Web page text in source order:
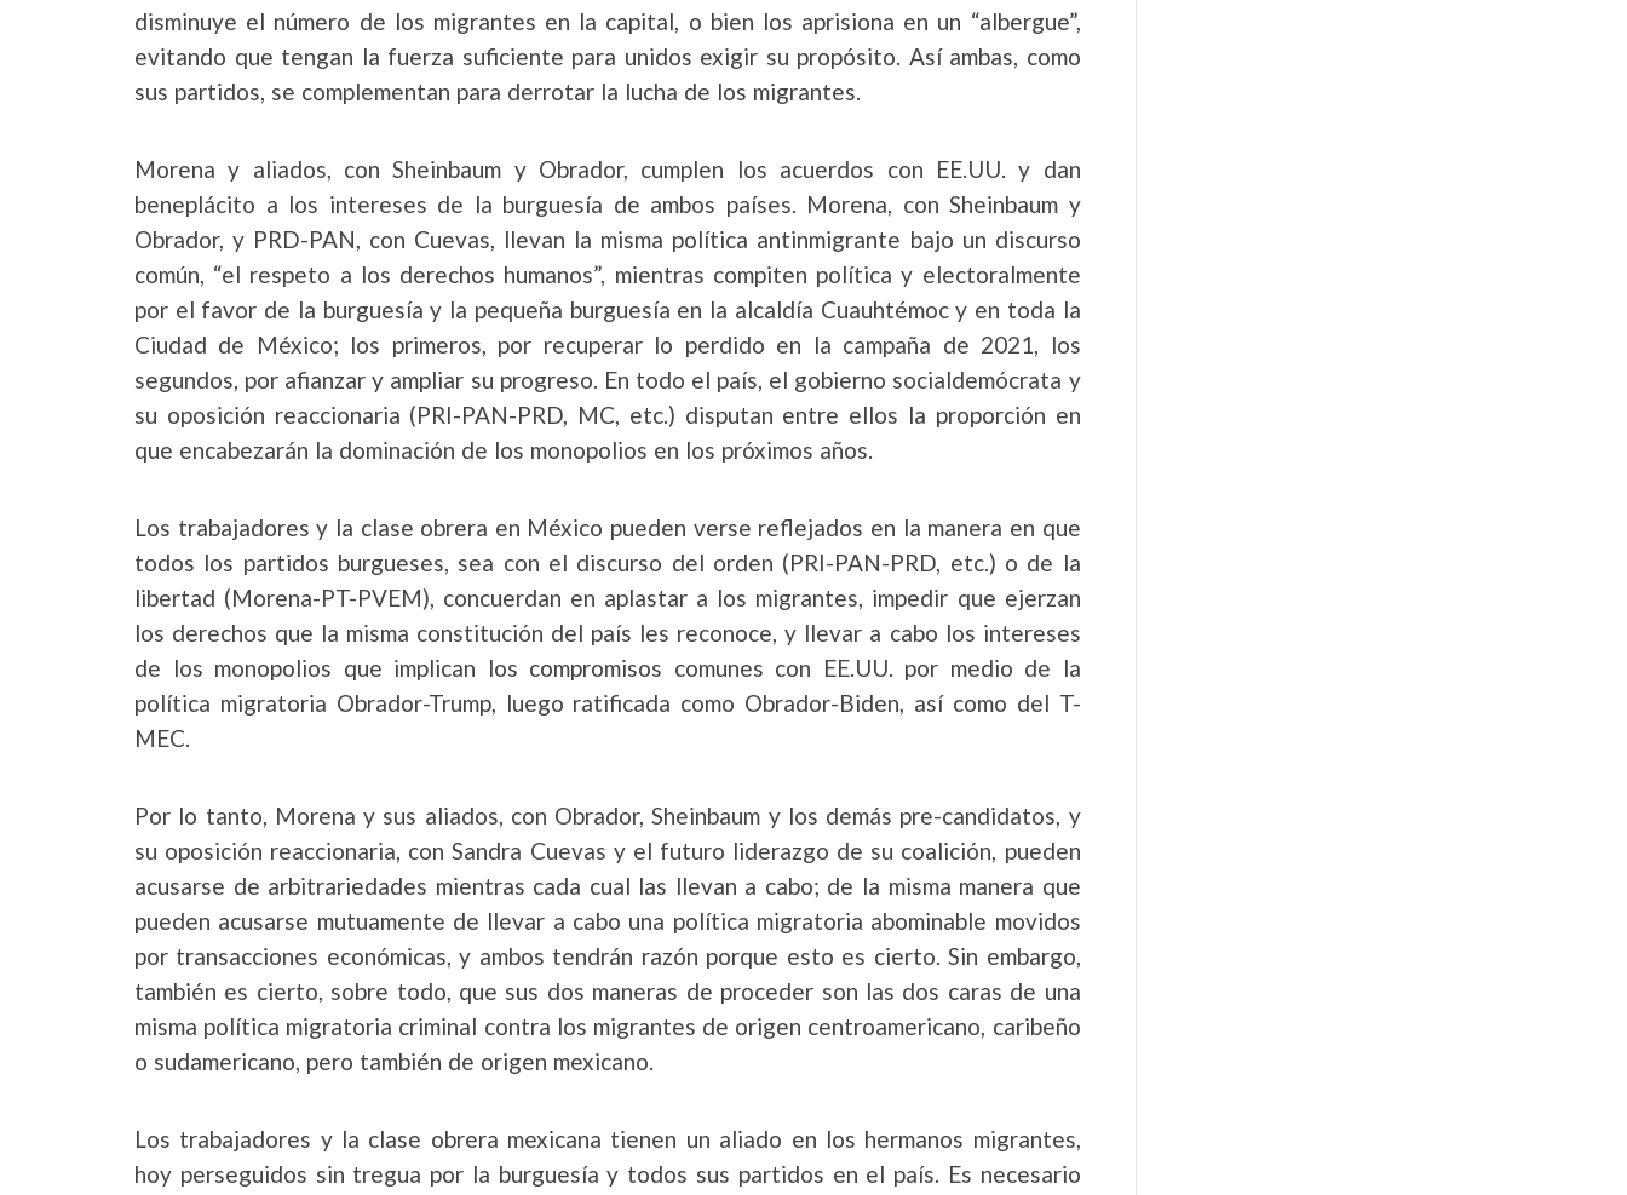
disminuye el número de los migrantes en la capital, o bien los aprisiona en un “albergue”,
evitando que tengan la fuerza suficiente para unidos exigir su propósito. Así ambas, como
sus partidos, se complementan para derrotar la lucha de los migrantes.
Morena y aliados, con Sheinbaum y Obrador, cumplen los acuerdos con EE.UU. y dan
beneplácito a los intereses de la burguesía de ambos países. Morena, con Sheinbaum y
Obrador, y PRD-PAN, con Cuevas, llevan la misma política antinmigrante bajo un discurso
común, “el respeto a los derechos humanos”, mientras compiten política y electoralmente
por el favor de la burguesía y la pequeña burguesía en la alcaldía Cuauhtémoc y en toda la
Ciudad de México; los primeros, por recuperar lo perdido en la campaña de 2021, los
segundos, por afianzar y ampliar su progreso. En todo el país, el gobierno socialdemócrata y
su oposición reaccionaria (PRI-PAN-PRD, MC, etc.) disputan entre ellos la proporción en
que encabezarán la dominación de los monopolios en los próximos años.
Los trabajadores y la clase obrera en México pueden verse reflejados en la manera en que
todos los partidos burgueses, sea con el discurso del orden (PRI-PAN-PRD, etc.) o de la
libertad (Morena-PT-PVEM), concuerdan en aplastar a los migrantes, impedir que ejerzan
los derechos que la misma constitución del país les reconoce, y llevar a cabo los intereses
de los monopolios que implican los compromisos comunes con EE.UU. por medio de la
política migratoria Obrador-Trump, luego ratificada como Obrador-Biden, así como del T-
MEC.
Por lo tanto, Morena y sus aliados, con Obrador, Sheinbaum y los demás pre-candidatos, y
su oposición reaccionaria, con Sandra Cuevas y el futuro liderazgo de su coalición, pueden
acusarse de arbitrariedades mientras cada cual las llevan a cabo; de la misma manera que
pueden acusarse mutuamente de llevar a cabo una política migratoria abominable movidos
por transacciones económicas, y ambos tendrán razón porque esto es cierto. Sin embargo,
también es cierto, sobre todo, que sus dos maneras de proceder son las dos caras de una
misma política migratoria criminal contra los migrantes de origen centroamericano, caribeño
o sudamericano, pero también de origen mexicano.
Los trabajadores y la clase obrera mexicana tienen un aliado en los hermanos migrantes,
hoy perseguidos sin tregua por la burguesía y todos sus partidos en el país. Es necesario